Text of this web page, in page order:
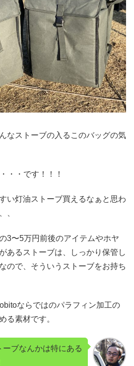
なストーブの入るこのバッグの気
・・です！！！
い灯油ストーブ買えるなぁと思わ
、
3〜5万円前後のアイテムやホヤ
あるストーブは、しっかり保管し
ので、そういうストーブをお持ち
ならではのパラフィン加工の
る素材です。
ブなんかは特にある